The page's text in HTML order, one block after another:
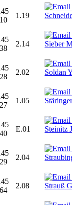
1.19
2.14
2.02
1.05
E.01
2.04
2.08